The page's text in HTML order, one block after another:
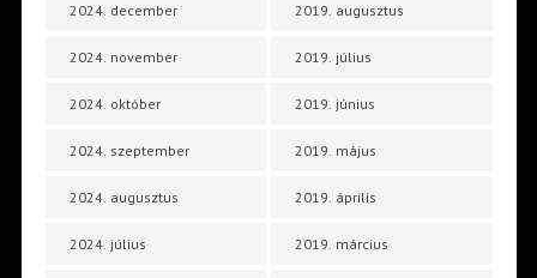
2024. december
2024. november
2024. október
2024. szeptember
2024. augusztus
2024. július
2019. augusztus
2019. július
2019. június
2019. május
2019. április
2019. március